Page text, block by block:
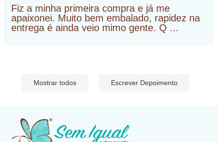
Fiz a minha primeira compra e já me
apaixonei. Muito bem embalado, rapidez na
entrega é ainda veio mimo gente. Q ...
Mostrar todos Escrever Depoimento